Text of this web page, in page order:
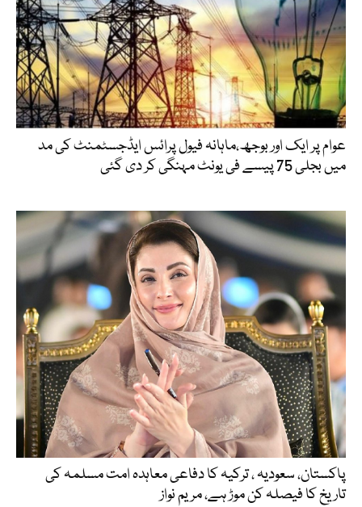
عوام پر ایک اور بوجھ،ماہانہ فیول پرائس ایڈجسٹمنٹ کی مد
میں بجلی 75 پیسے فی یونٹ مہنگی کر دی گئی
پاکستان، سعودیہ ، ترکیہ کا دفاعی معاہدہ امت مسلمہ کی
تاریخ کا فیصلہ کن موڑ ہے، مریم نواز